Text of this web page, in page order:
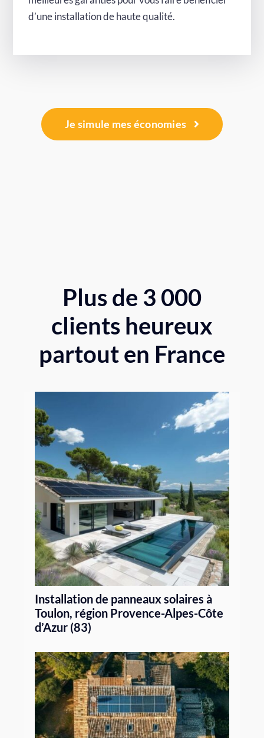
d’une installation de haute qualité.
Je simule mes économies
Plus de 3 000
clients heureux
partout en France
Installation de panneaux solaires à
Toulon, région Provence-Alpes-Côte
d’Azur (83)